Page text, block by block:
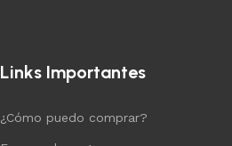
Links Importantes
¿Cómo puedo comprar?